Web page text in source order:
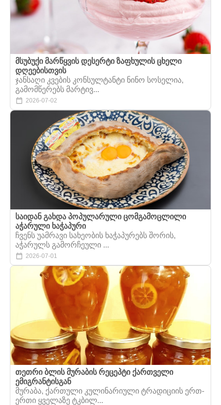
მსუბუქი მარწყვის დესერტი ზაფხულის ცხელი
დღეებისთვის
ჯანსაღი კვების კონსულტანტი ნინო სოსელია,
გამომწერებს მარტივ...
2026-07-02
საიდან გახდა პოპულარული ცომგამოცლილი
აჭარული ხაჭაპური
ჩვენს უამრავი სახეობის ხაჭაპურებს შორის,
აჭარულს გამორჩეული ...
2026-07-01
თეთრი ბლის მურაბის რეცეპტი ქართველი
ემიგრანტისგან
მურაბა, ქართული კულინარიული ტრადიციის ერთ-
ერთი ყველაზე ტკბილ...